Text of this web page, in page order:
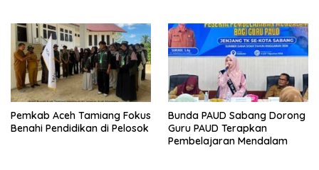
Pemkab Aceh Tamiang Fokus
Benahi Pendidikan di Pelosok
Bunda PAUD Sabang Dorong
Guru PAUD Terapkan
Pembelajaran Mendalam